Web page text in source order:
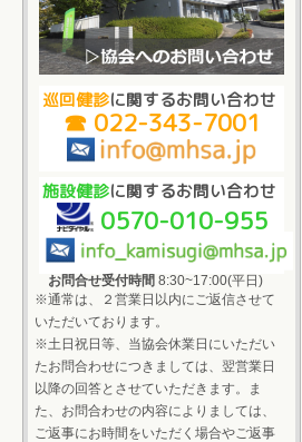
巡回健診に関するお問い合わせ
☎ 022-343-7001
施設健診に関するお問い合わせ
0570-010-955
お問合せ受付時間 8:30~17:00(平日)
※通常は、２営業日以内にご返信させて
いただいております。
※土日祝日等、当協会休業日にいただい
たお問合わせにつきましては、翌営業日
以降の回答とさせていただきます。ま
た、お問合わせの内容によりましては、
ご返事にお時間をいただく場合やご返事